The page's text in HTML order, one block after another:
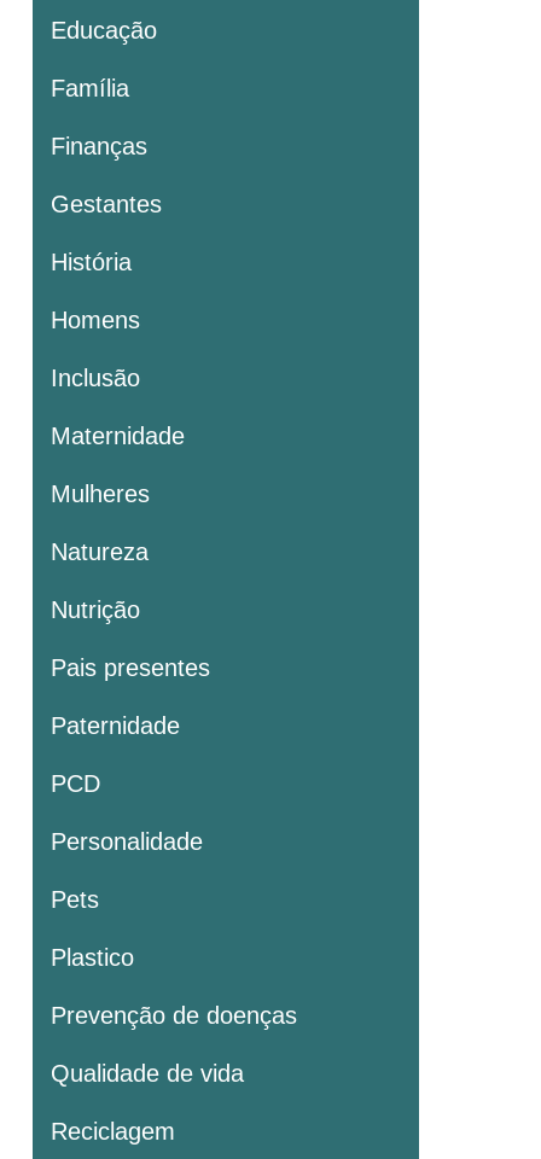
Educação
Família
Finanças
Gestantes
História
Homens
Inclusão
Maternidade
Mulheres
Natureza
Nutrição
Pais presentes
Paternidade
PCD
Personalidade
Pets
Plastico
Prevenção de doenças
Qualidade de vida
Reciclagem